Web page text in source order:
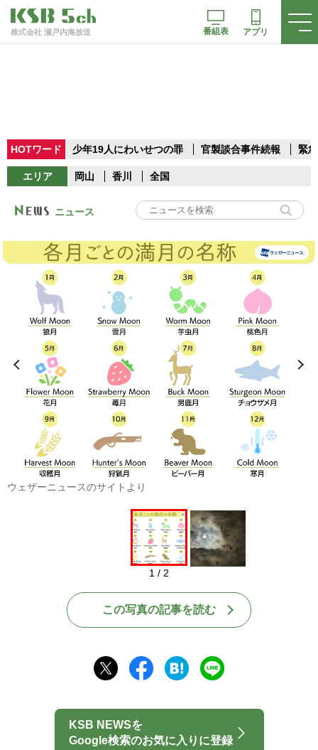
株式会社 瀬戸内海放送 番組表 アプリ
HOTワード 少年19人にわいせつの罪 官製談合事件続報 緊
エリア 岡山 香川 全国
ニュース
ウェザーニュースのサイトより
1 / 2
この写真の記事を読む
KSB NEWSを
Google検索のお気に入りに登録